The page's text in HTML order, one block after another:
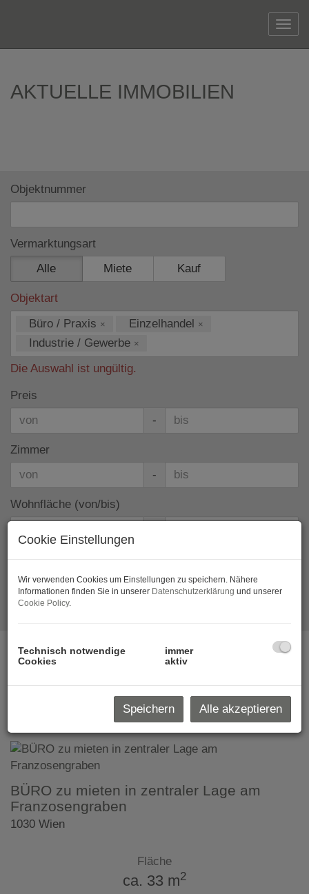
AKTUELLE IMMOBILIEN
Objektnummer
Vermarktungsart
Alle
Miete Kauf
Objektart
Büro / Praxis × Einzelhandel ×
Industrie / Gewerbe ×
Die Auswahl ist ungültig.
Preis
-
Zimmer
-
Wohnfläche (von/bis)
Weitere Suchoptionen
Filter zurücksetzen
Suchen
×
BÜRO zu mieten in zentraler Lage am
Franzosengraben
1030 Wien
Fläche
ca. 33 m2
Cookie Einstellungen
Wir verwenden Cookies um Einstellungen zu speichern. Nähere
Informationen finden Sie in unserer Datenschutzerklärung und unserer
Cookie Policy.
Technisch notwendige
Cookies
immer
aktiv
Speichern Alle akzeptieren